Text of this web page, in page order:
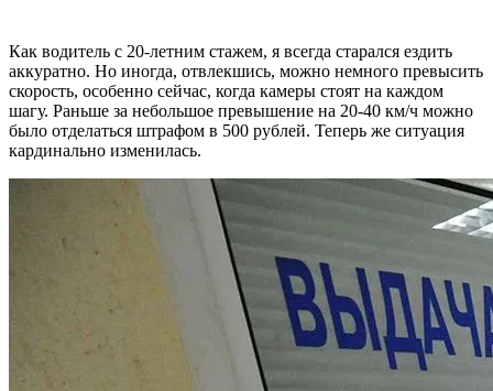
Как водитель с 20-летним стажем, я всегда старался ездить
аккуратно. Но иногда, отвлекшись, можно немного превысить
скорость, особенно сейчас, когда камеры стоят на каждом
шагу. Раньше за небольшое превышение на 20-40 км/ч можно
было отделаться штрафом в 500 рублей. Теперь же ситуация
кардинально изменилась.